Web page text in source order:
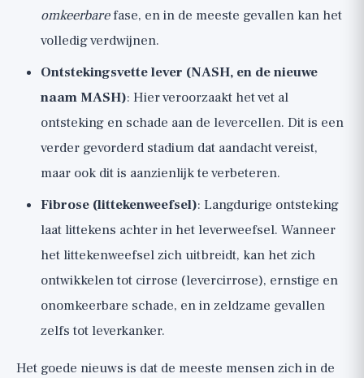
omkeerbarefase, en in de meeste gevallen kan het
volledig verdwijnen.
Ontstekingsvette lever (NASH, en de nieuwe
naam MASH): Hier veroorzaakt het vet al
ontsteking en schade aan de levercellen. Dit is een
verder gevorderd stadium dat aandacht vereist,
maar ook dit is aanzienlijk te verbeteren.
Fibrose (littekenweefsel): Langdurige ontsteking
laat littekens achter in het leverweefsel. Wanneer
het littekenweefsel zich uitbreidt, kan het zich
ontwikkelen tot cirrose (levercirrose), ernstige en
onomkeerbare schade, en in zeldzame gevallen
zelfs tot leverkanker.
Het goede nieuws is dat de meeste mensen zich in de